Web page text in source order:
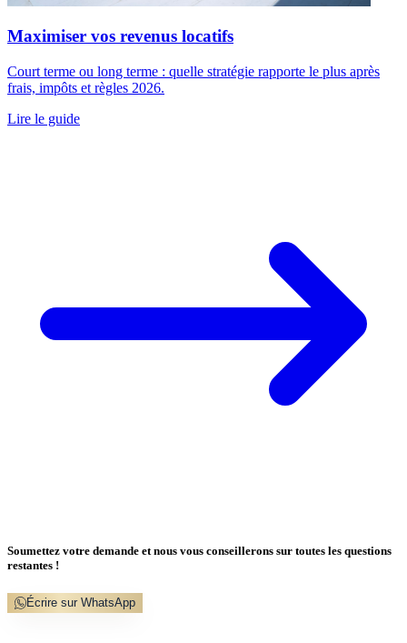
Maximiser vos revenus locatifs
Court terme ou long terme : quelle stratégie rapporte le plus après
frais, impôts et règles 2026.
Lire le guide
Soumettez votre demande et nous vous conseillerons sur toutes les questions
restantes !
Écrire sur WhatsApp